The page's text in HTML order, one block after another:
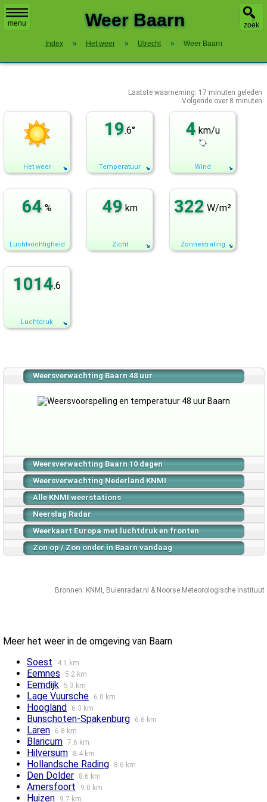
menu zoek
Weer Baarn
Index » Het weer » Utrecht » Weer Baarn
Laatste waarneming: 17 minuten geleden
Volgende over 8 minuten
Het weer
19.6°
Temperatuur
4 km/u
Wind
64 %
Luchtvochtigheid
49 km
Zicht
322 W/m²
Zonnestraling
1014.6
Luchtdruk
Weersverwachting Baarn 48 uur
Weersverwachting Baarn 10 dagen
Weersverwachting Nederland KNMI
Alle KNMI weerstations
Neerslag Radar
Weerkaart Europa met luchtdruk en fronten
Zon op / Zon onder in Baarn vandaag
Bronnen: KNMI , Buienradar.nl & Noorse Meteorologische Instituut
Meer het weer in de omgeving van Baarn
Soest
4.1 km
Eemnes 5.2 km
Eemdijk 5.3 km
Lage Vuursche 6.0 km
Hoogland 6.3 km
Bunschoten-Spakenburg 6.6 km
Laren 6.8 km
Blaricum 7.6 km
Hilversum 8.4 km
Hollandsche Rading 8.6 km
Den Dolder 8.6 km
Amersfoort 9.0 km
Huizen 9.7 km